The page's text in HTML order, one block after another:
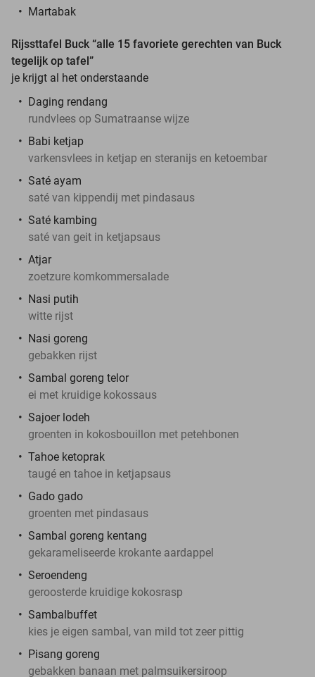
Martabak
Rijssttafel Buck “alle 15 favoriete gerechten van Buck
tegelijk op tafel”
je krijgt al het onderstaande
Daging rendang
rundvlees op Sumatraanse wijze
Babi ketjap
varkensvlees in ketjap en steranijs en ketoembar
Saté ayam
saté van kippendij met pindasaus
Saté kambing
saté van geit in ketjapsaus
Atjar
zoetzure komkommersalade
Nasi putih
witte rijst
Nasi goreng
gebakken rijst
Sambal goreng telor
ei met kruidige kokossaus
Sajoer lodeh
groenten in kokosbouillon met petehbonen
Tahoe ketoprak
taugé en tahoe in ketjapsaus
Gado gado
groenten met pindasaus
Sambal goreng kentang
gekarameliseerde krokante aardappel
Seroendeng
geroosterde kruidige kokosrasp
Sambalbuffet
kies je eigen sambal, van mild tot zeer pittig
Pisang goreng
gebakken banaan met palmsuikersiroop